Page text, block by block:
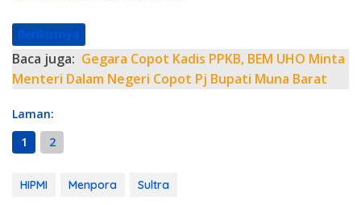
Berikutnya
Baca juga: Gegara Copot Kadis PPKB, BEM UHO Minta
Menteri Dalam Negeri Copot Pj Bupati Muna Barat
Laman:
1
2
HIPMI Menpora Sultra